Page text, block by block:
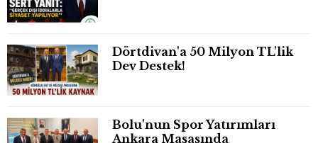
Dörtdivan'a 50 Milyon TL'lik
Dev Destek!
Bolu'nun Spor Yatırımları
Ankara Masasında